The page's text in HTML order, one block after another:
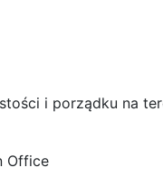
i porządku na
Office